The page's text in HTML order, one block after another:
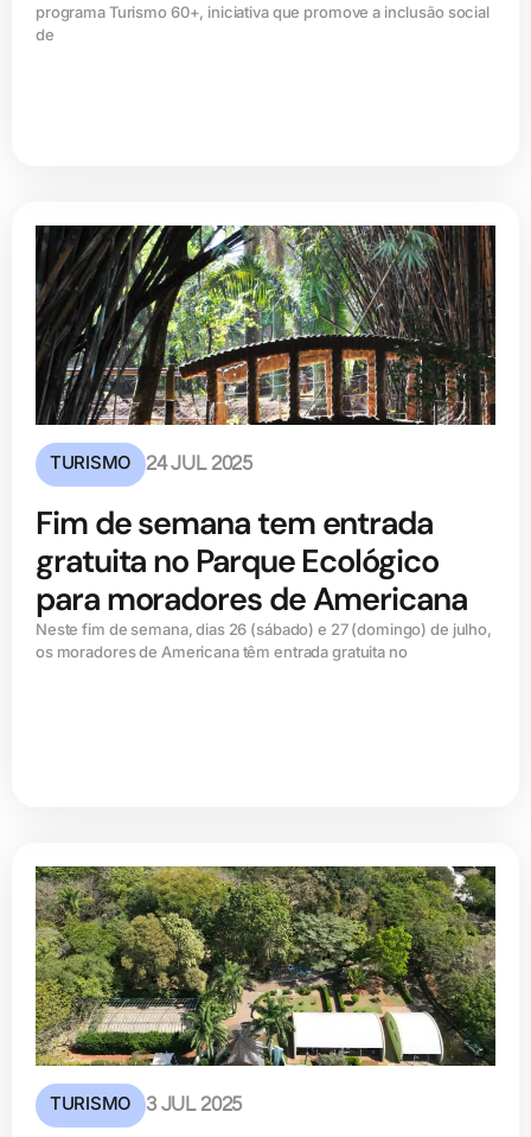
programa Turismo 60+, iniciativa que promove a inclusão social
de
TURISMO 24 JUL 2025
Fim de semana tem entrada
gratuita no Parque Ecológico
para moradores de Americana
Neste fim de semana, dias 26 (sábado) e 27 (domingo) de julho,
os moradores de Americana têm entrada gratuita no
TURISMO 3 JUL 2025